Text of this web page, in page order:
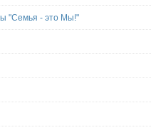
"Семья - это Мы!"